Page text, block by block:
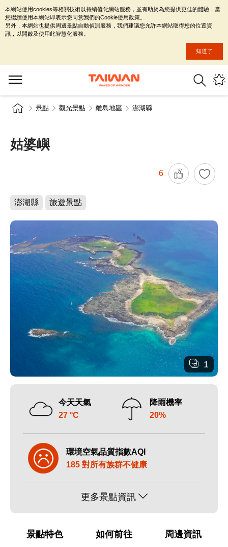
景點 觀光景點 離島地區 澎湖縣
姑婆嶼
6
澎湖縣 旅遊景點
1
今天天氣
27 °C
降雨機率
20%
環境空氣品質指數AQI
185 對所有族群不健康
更多景點資訊
景點特色 如何前往 周邊資訊
本網站使用cookies等相關技術以持續優化網站服務，並有助於為您提供更佳的體驗，當
您繼續使用本網站即表示您同意我們的Cookie使用政策。
另外，本網站也提供周邊景點自動偵測服務，我們建議您允許本網站取得您的位置資
訊，以開啟及使用此智慧化服務。
知道了